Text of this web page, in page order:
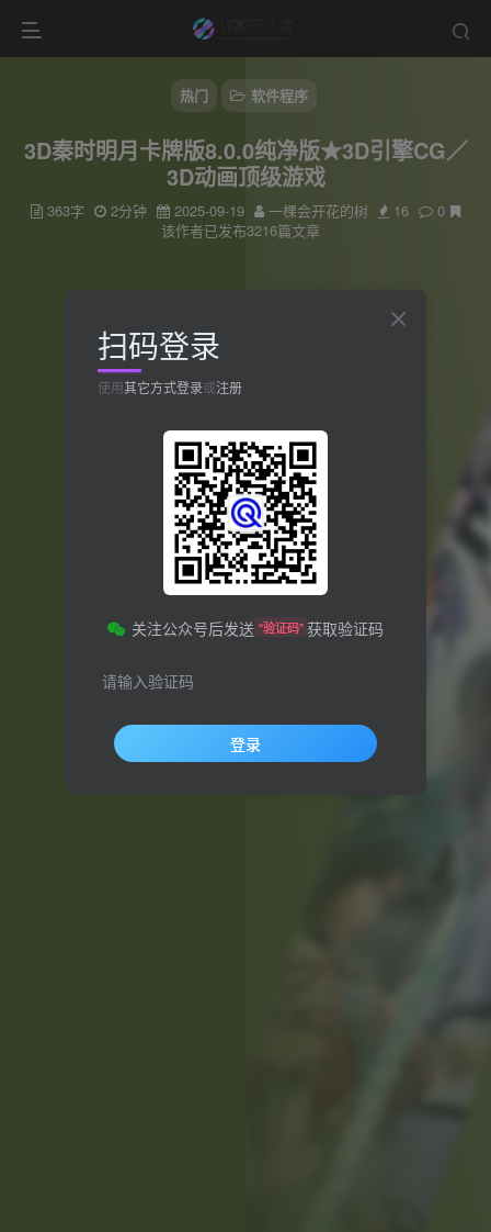
热门 软件程序
3D秦时明月卡牌版8.0.0纯净版★3D引擎CG／
3D动画顶级游戏
363字 2分钟 2025-09-19 一棵会开花的树 16
0
该作者已发布3216篇文章
扫码登录
使用其它方式登录或注册
关注公众号后发送 “验证码” 获取验证码
请输入验证码
登录